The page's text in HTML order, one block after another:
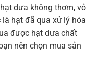
dưa không thơm, vỏ
hạt đã qua xử lý hóa
được hạt dưa chất
nên chọn mua sản